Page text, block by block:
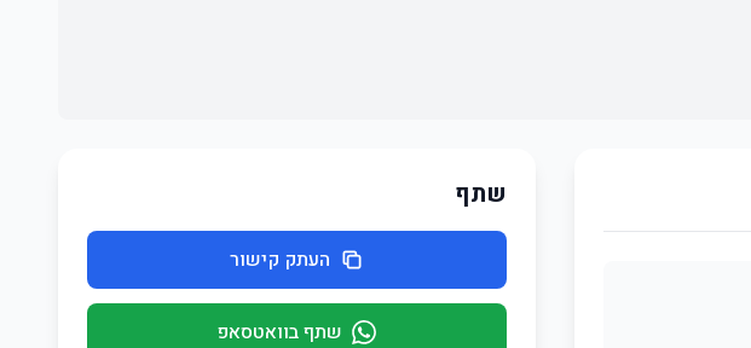
שתף
העתק קישור
שתף בוואטסאפ